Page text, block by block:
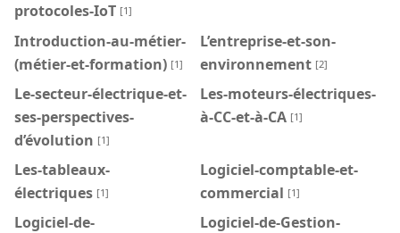
protocoles-IoT [1]
Introduction-au-métier-
(métier-et-formation) [1]
L’entreprise-et-son-
environnement [2]
Le-secteur-électrique-et-
ses-perspectives-
d’évolution [1]
Les-moteurs-électriques-
à-CC-et-à-CA [1]
Les-tableaux-
électriques [1]
Logiciel-comptable-et-
commercial [1]
Logiciel-de-
Logiciel-de-Gestion-